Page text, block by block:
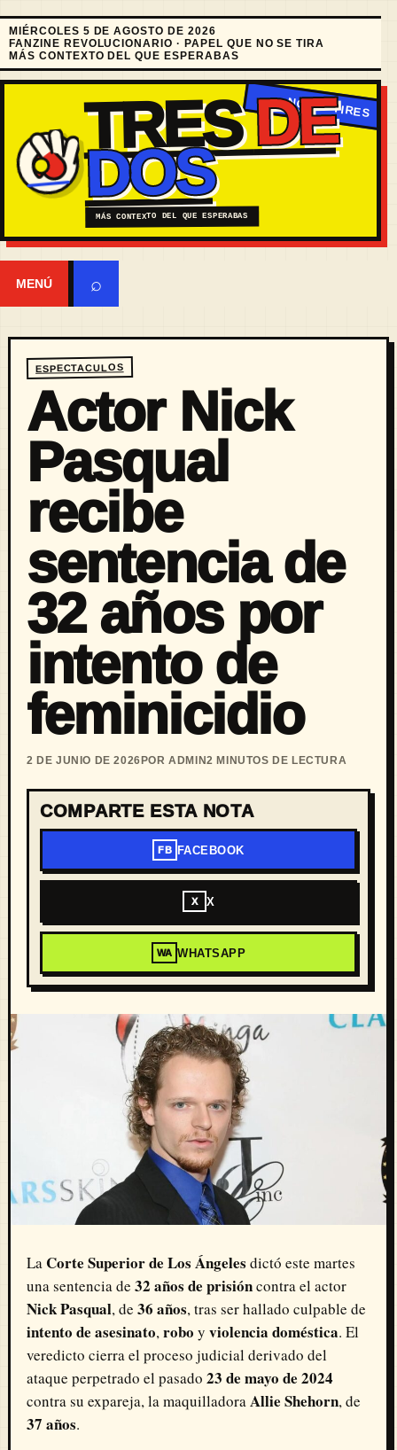
MIÉRCOLES 5 DE AGOSTO DE 2026
FANZINE REVOLUCIONARIO · PAPEL QUE NO SE TIRA
MÁS CONTEXTO DEL QUE ESPERABAS
TRESDE
DOS
MÁS CONTEXTO DEL QUE ESPERABAS
MENÚ ⌕
ESPECTACULOS
Actor Nick
Pasqual
recibe
sentencia de
32 años por
intento de
feminicidio
2 DE JUNIO DE 2026 POR ADMIN2 MINUTOS DE LECTURA
COMPARTE ESTA NOTA
FB FACEBOOK
X X
WA WHATSAPP
La Corte Superior de Los Ángeles dictó este martes
una sentencia de 32 años de prisióncontra el actor
Nick Pasqual, de 36 años, tras ser hallado culpable de
intento de asesinato,robo y violencia doméstica. El
veredicto cierra el proceso judicial derivado del
ataque perpetrado el pasado 23 de mayo de 2024
contra su expareja, la maquilladoraAllie Shehorn, de
37 años.